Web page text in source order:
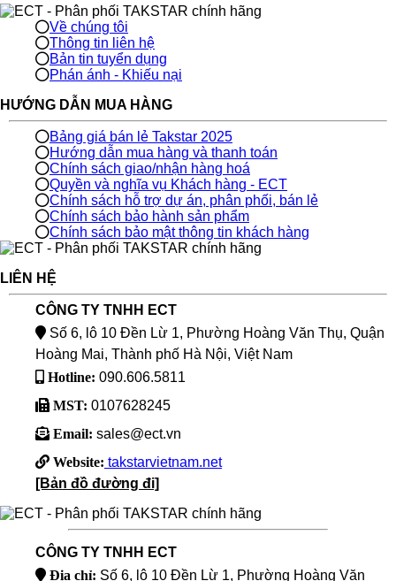
Về chúng tôi
Thông tin liên hệ
Bản tin tuyển dụng
Phán ánh - Khiếu nại
HƯỚNG DẪN MUA HÀNG
Bảng giá bán lẻ Takstar 2025
Hướng dẫn mua hàng và thanh toán
Chính sách giao/nhận hàng hoá
Quyền và nghĩa vụ Khách hàng - ECT
Chính sách hỗ trợ dự án, phân phối, bán lẻ
Chính sách bảo hành sản phẩm
Chính sách bảo mật thông tin khách hàng
LIÊN HỆ
CÔNG TY TNHH ECT
Số 6, lô 10 Đền Lừ 1, Phường Hoàng Văn Thụ, Quận
Hoàng Mai, Thành phố Hà Nội, Việt Nam
Hotline: 090.606.5811
MST: 0107628245
Email: sales@ect.vn
Website: takstarvietnam.net
[Bản đồ đường đi]
CÔNG TY TNHH ECT
Địa chỉ: Số 6, lô 10 Đền Lừ 1, Phường Hoàng Văn